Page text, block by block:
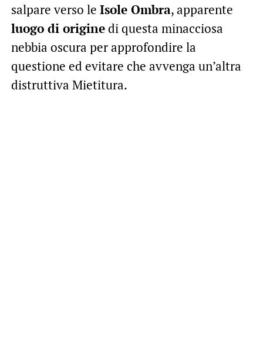
salpare verso le Isole Ombra, apparente
luogo di originedi questa minacciosa
nebbia oscura per approfondire la
questione ed evitare che avvenga un’altra
distruttiva Mietitura.